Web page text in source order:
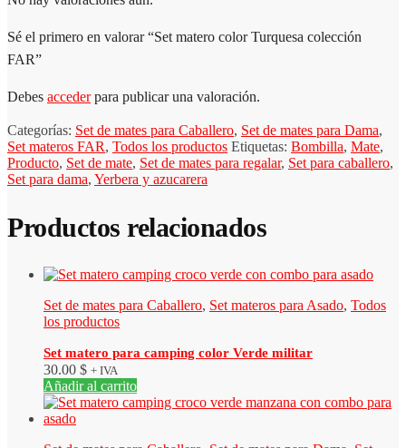
Sé el primero en valorar “Set matero color Turquesa colección
FAR”
Debes accederpara publicar una valoración.
Categorías: Set de mates para Caballero, Set de mates para Dama,
Set materos FAR, Todos los productos Etiquetas: Bombilla, Mate,
Producto, Set de mate, Set de mates para regalar, Set para caballero,
Set para dama, Yerbera y azucarera
Productos relacionados
Set de mates para Caballero, Set materos para Asado, Todos
los productos
Set matero para camping color Verde militar
30.00 $ + IVA
Añadir al carrito